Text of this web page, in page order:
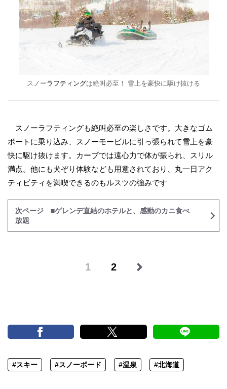
スノーラフティングは絶叫必至！ 雪上を豪快に駆け抜ける
スノーラフティングも絶叫必至の楽しさです。大きなゴム
ボートに乗り込み、スノーモービルに引っ張られて雪上を豪
快に駆け抜けます。カーブでは遠心力で体が振られ、スリル
満点。他にも犬ぞり体験なども用意されており、丸一日アク
ティビティを満喫できるのもルスツの強みです
次ページ ■ゲレンデ直結のホテルと、感動のカニ食べ
放題
1 2
#スキー #スノーボード #温泉 #北海道